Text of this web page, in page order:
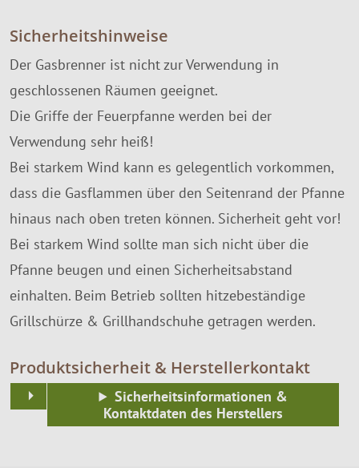
Sicherheitshinweise
Der Gasbrenner ist nicht zur Verwendung in
geschlossenen Räumen geeignet.
Die Griffe der Feuerpfanne werden bei der
Verwendung sehr heiß!
Bei starkem Wind kann es gelegentlich vorkommen,
dass die Gasflammen über den Seitenrand der Pfanne
hinaus nach oben treten können. Sicherheit geht vor!
Bei starkem Wind sollte man sich nicht über die
Pfanne beugen und einen Sicherheitsabstand
einhalten. Beim Betrieb sollten hitzebeständige
Grillschürze & Grillhandschuhe getragen werden.
Produktsicherheit & Herstellerkontakt
Sicherheitsinformationen &
Kontaktdaten des Herstellers